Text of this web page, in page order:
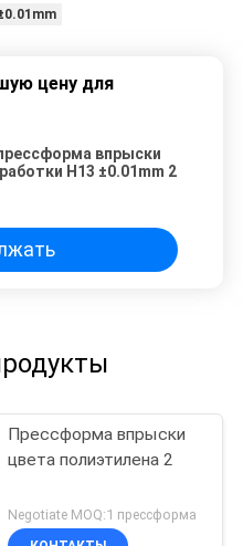
цену для
впрыски
H13 ±0.01mm 2
Прессформа впрыски
цвета полиэтилена 2
Negotiate MOQ:1 прессформа